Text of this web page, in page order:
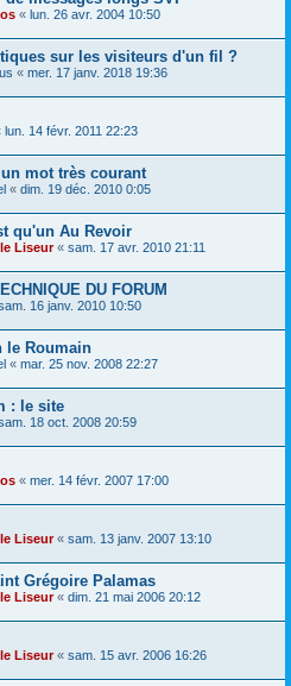
« lun. 26 avr. 2004 10:50
sur les visiteurs d'un fil ?
« mer. 17 janv. 2018 19:36
lun. 14 févr. 2011 22:23
mot très courant
« dim. 19 déc. 2010 0:05
qu'un Au Revoir
Liseur« sam. 17 avr. 2010 21:11
DU FORUM
16 janv. 2010 10:50
le Roumain
« mar. 25 nov. 2008 22:27
: le site
18 oct. 2008 20:59
« mer. 14 févr. 2007 17:00
Liseur« sam. 13 janv. 2007 13:10
Grégoire Palamas
Liseur« dim. 21 mai 2006 20:12
Liseur« sam. 15 avr. 2006 16:26